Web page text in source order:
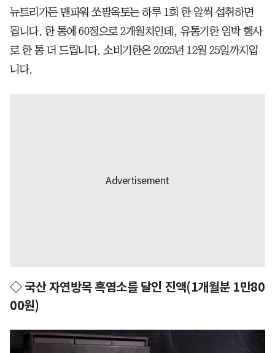
뉴트리가든 맨파워 쏘팔옥토는 하루 1회 한 알씩 섭취하면
됩니다. 한 통에 60정으로 2개월치인데, 유통기한 임박 행사
로 한 통 더 드립니다. 소비기한은 2025년 12월 25일까지입
니다.
◇ 국산 자연방목 흑염소를 달인 진액(1개월분 1만80
00원)